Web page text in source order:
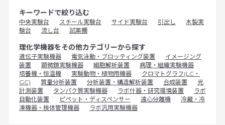
キーワードで絞り込む
中央実験台 スチール実験台 サイド実験台 引出し
木製実
験台
流し台 試薬棚
理化学機器をその他カテゴリーから探す
遺伝子実験機器 電気泳動・ブロッティング装置
イメージング
装置
顕微鏡実験機器 細胞解析装置
病理・組織実験機器
培養機・恒温機
実験動物・植物用機器
クロマトグラフ(LC・
GC)
質量分析装置 分析装置・構造解析装置 合成装置
光
計測装置
タンパク質実験機器 ラボ什器・研究環境装置
ラボ
自動化装置
ピペット・ディスペンサー 遠心分離機
冷蔵・冷
凍機器・検体管理機器
ラボ汎用実験機器